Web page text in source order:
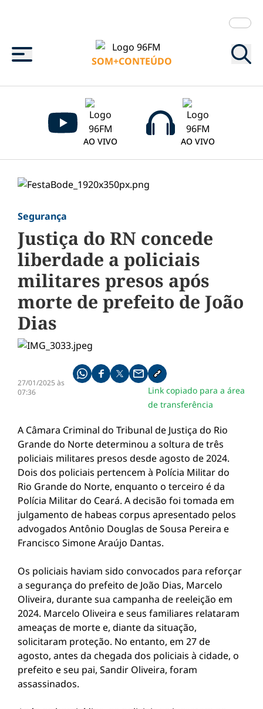
Menu
SOM+CONTEÚDO
AO VIVO AO VIVO
Segurança
Justiça do RN concede
liberdade a policiais
militares presos após
morte de prefeito de João
Dias
27/01/2025 às
07:36
Compartilhe pelo whatsapp
Compartilhar no facebook
Compartilhar no twitter
Compartilhe pelo email
Copiar link da notícia
Link copiado para a área
de transferência
A Câmara Criminal do Tribunal de Justiça do Rio
Grande do Norte determinou a soltura de três
policiais militares presos desde agosto de 2024.
Dois dos policiais pertencem à Polícia Militar do
Rio Grande do Norte, enquanto o terceiro é da
Polícia Militar do Ceará. A decisão foi tomada em
julgamento de habeas corpus apresentado pelos
advogados Antônio Douglas de Sousa Pereira e
Francisco Simone Araújo Dantas.
Os policiais haviam sido convocados para reforçar
a segurança do prefeito de João Dias, Marcelo
Oliveira, durante sua campanha de reeleição em
2024. Marcelo Oliveira e seus familiares relataram
ameaças de morte e, diante da situação,
solicitaram proteção. No entanto, em 27 de
agosto, antes da chegada dos policiais à cidade, o
prefeito e seu pai, Sandir Oliveira, foram
assassinados.